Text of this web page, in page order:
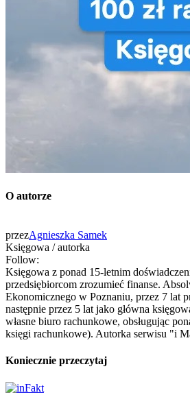
O autorze
przezAgnieszka Samek
Księgowa / autorka
Follow:
Księgowa z ponad 15-letnim
przedsiębiorcom zrozumieć finanse.
Ekonomicznego w Poznaniu, przez 7 lat
następnie przez 5 lat jako główna
własne biuro rachunkowe, obsługując
księgi rachunkowe). Autorka serwisu "i
Koniecznie przeczytaj